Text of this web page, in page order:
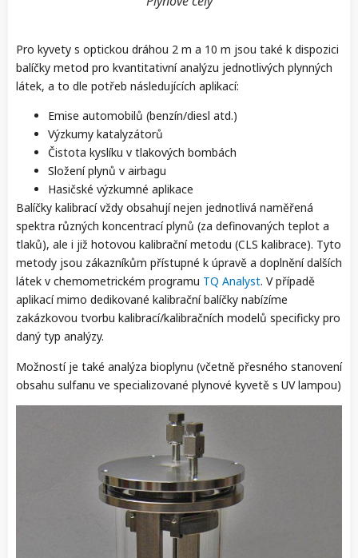
Pro kyvety s optickou dráhou 2 m a 10 m jsou také k dispozici
balíčky metod pro kvantitativní analýzu jednotlivých plynných
látek, a to dle potřeb následujících aplikací:
Emise automobilů (benzín/diesl atd.)
Výzkumy katalyzátorů
Čistota kyslíku v tlakových bombách
Složení plynů v airbagu
Hasičské výzkumné aplikace
Balíčky kalibrací vždy obsahují nejen jednotlivá naměřená
spektra různých koncentrací plynů (za definovaných teplot a
tlaků), ale i již hotovou kalibrační metodu (CLS kalibrace). Tyto
metody jsou zákazníkům přístupné k úpravě a doplnění dalších
látek v chemometrickém programu TQ Analyst. V případě
aplikací mimo dedikované kalibrační balíčky nabízíme
zakázkovou tvorbu kalibrací/kalibračních modelů specificky pro
daný typ analýzy.
Možností je také analýza bioplynu (včetně přesného stanovení
obsahu sulfanu ve specializované plynové kyvetě s UV lampou)